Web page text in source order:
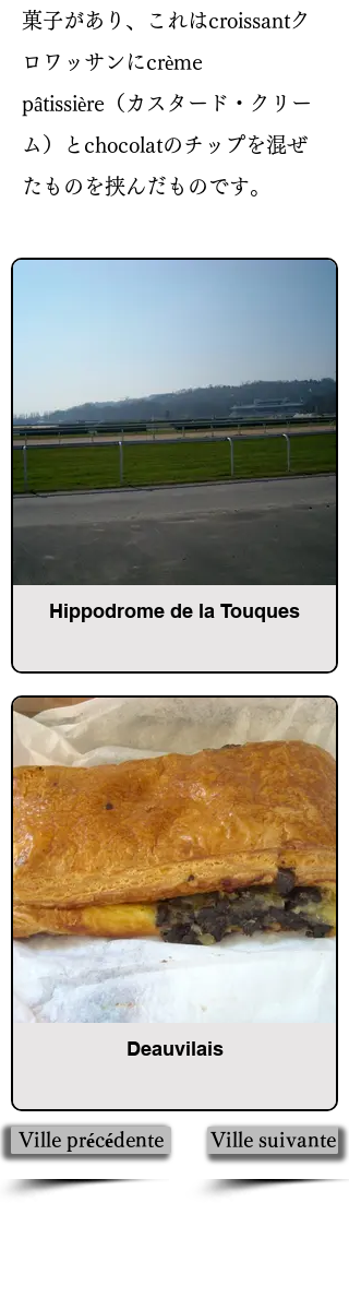
菓子があり、これはcroissantク
ロワッサンにcrème
pâtissière（カスタード・クリー
ム）とchocolatのチップを混ぜ
たものを挟んだものです。
Hippodrome de la Touques
Deauvilais
Ville précédente Ville suivante